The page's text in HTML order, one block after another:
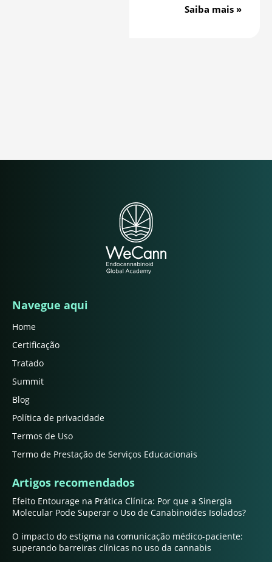
Saiba mais »
Navegue aqui
Home
Certificação
Tratado
Summit
Blog
Política de privacidade
Termos de Uso
Termo de Prestação de Serviços Educacionais
Artigos recomendados
Efeito Entourage na Prática Clínica: Por que a Sinergia
Molecular Pode Superar o Uso de Canabinoides Isolados?
O impacto do estigma na comunicação médico-paciente:
superando barreiras clínicas no uso da cannabis